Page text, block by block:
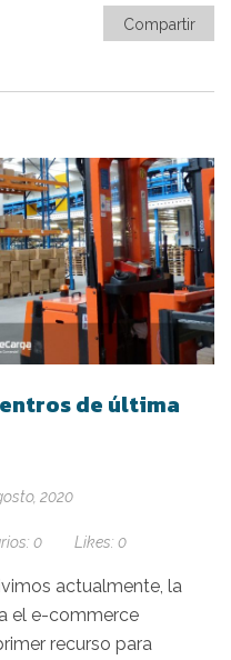
Compartir
de última
2020
0 Likes: 0
actualmente, la
el e-commerce
recurso para